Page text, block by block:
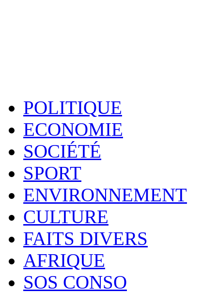
POLITIQUE
ECONOMIE
SOCIÉTÉ
SPORT
ENVIRONNEMENT
CULTURE
FAITS DIVERS
AFRIQUE
SOS CONSO